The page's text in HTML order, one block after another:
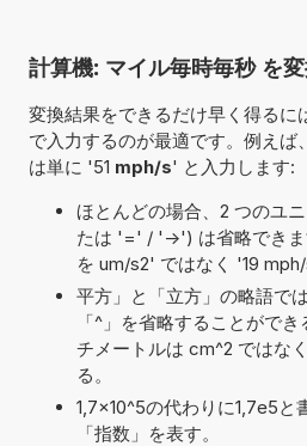
計算機: マイル毎時毎秒 を
変換結果をできるだけ早く得るに
で入力するのが最適です。例え
は単に '51 mph/s' と入力します:
ほとんどの場合、2 つのユ
たは '=' / '->') は省略でき
を um/s2' ではなく '19
平方」と「立方」の略語で
「^」を省略することがで
チメートルは cm^2 ではな
る。
1,7×10^5の代わりに1,7e5
「指数」を表す。